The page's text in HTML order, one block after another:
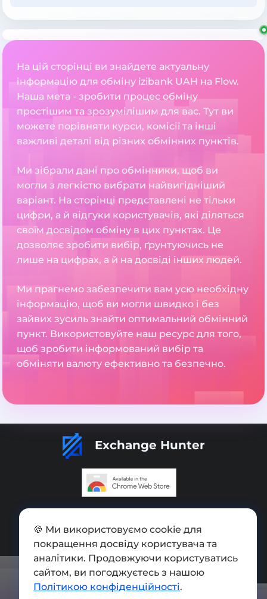
На цій сторінці ви знайдете актуальну
інформацію для обміну izibank UAH на Flow.
Наша мета - зробити процес обміну
простішим та зрозумілішим для вас. Тут ви
можете порівняти курси, комісії та інші
важливі деталі від різних обмінних пунктів.
Ми зібрали дані про обмінники, щоб ви
могли з легкістю вибрати найвигідніший
варіант. На сторінці представлені не тільки
цифри, а й відгуки користувачів, які діляться
своїм досвідом обміну в цих пунктах. Це
дозволяє зробити вибір, ґрунтуючись не
лише на цифрах, а й на досвіді інших людей.
Ми прагнемо забезпечити вам усю необхідну
інформацію, щоб ви могли швидко і без
зайвих зусиль знайти оптимальний обмінний
пункт. Використовуйте наш ресурс для того,
щоб зробити інформований вибір та
обміняти валюту ефективно та безпечно.
Exchange Hunter
Мапа сайту
Press kit
Умови використання
🍪 Ми використовуємо cookie для
покращення досвіду користувача та
аналітики. Продовжуючи користуватись
сайтом, ви погоджуєтесь з нашою
Політикою конфіденційності.